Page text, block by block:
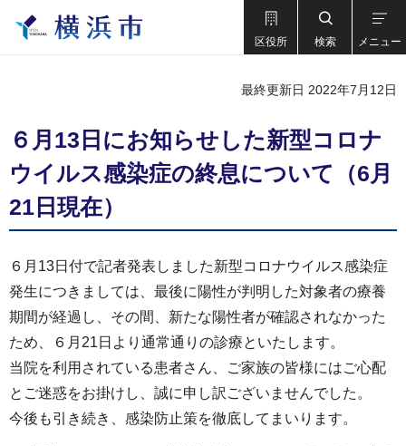
区役所 検索 メニュー
最終更新日 2022年7月12日
６月13日にお知らせした新型コロナ
ウイルス感染症の終息について（6月
21日現在）
６月13日付で記者発表しました新型コロナウイルス感染症
発生につきましては、最後に陽性が判明した対象者の療養
期間が経過し、その間、新たな陽性者が確認されなかった
ため、６月21日より通常通りの診療といたします。
当院を利用されている患者さん、ご家族の皆様にはご心配
とご迷惑をお掛けし、誠に申し訳ございませんでした。
今後も引き続き、感染防止策を徹底してまいります。